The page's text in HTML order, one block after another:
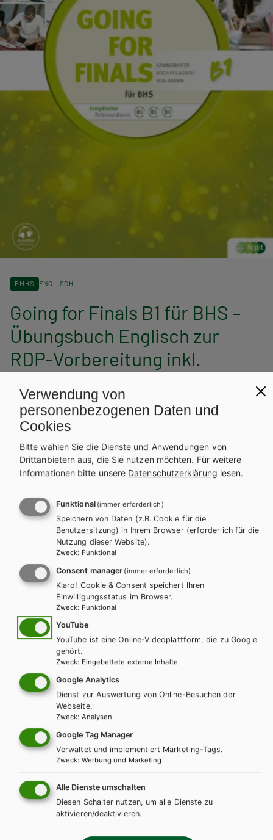
BMHS ENGLISCH
Going for Finals B1 für BHS –
Übungsbuch Englisch zur
RDP-Vorbereitung inkl.
Auf dieser Seite finden Sie kostenlose Unterrichtsmaterialien zu
unseren Schulbüchern.
INHALTE FÜR SCHÜLER/INNEN
AUDIO-CD TRANSCRIPTS
LINKLISTE
Online-MP3s
Alle Hörübungen zu "Going for Finals B1 für BHS"
Audio-CD Transcripts
Transcripts (pdf) PDF | 4.33 MB
Linkliste
Verwendung von
personenbezogenen Daten und
Cookies
Bitte wählen Sie die Dienste und Anwendungen von
Drittanbietern aus, die Sie nutzen möchten. Für weitere
Informationen bitte unsere Datenschutzerklärung lesen.
Funktional (immer erforderlich)
Speichern von Daten (z.B. Cookie für die
Benutzersitzung) in Ihrem Browser (erforderlich für die
Nutzung dieser Website).
Zweck: Funktional
Consent manager (immer erforderlich)
Klaro! Cookie & Consent speichert Ihren
Einwilligungsstatus im Browser.
Zweck: Funktional
YouTube
YouTube ist eine Online-Videoplattform, die zu Google
gehört.
Zweck: Eingebettete externe Inhalte
Google Analytics
Dienst zur Auswertung von Online-Besuchen der
Webseite.
Zweck: Analysen
Google Tag Manager
Verwaltet und implementiert Marketing-Tags.
Zweck: Werbung und Marketing
Alle Dienste umschalten
Diesen Schalter nutzen, um alle Dienste zu
aktivieren/deaktivieren.